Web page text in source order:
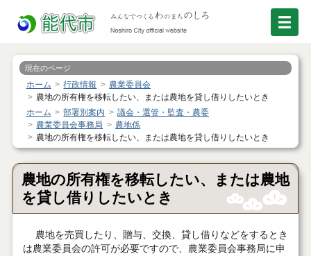
現在のページ
ホーム 行政情報
農業委員会
農地の所有権を移転したい、または農地を貸し借りしたいとき
ホーム
部署別案内
議会・選管・監査・農委
農業委員会事務局
農地係
農地の所有権を移転したい、または農地を貸し借りしたいとき
農地の所有権を移転したい、または農地
を貸し借りしたいとき
農地を売買したり、贈与、交換、貸し借りなどをするとき
は農業委員会の許可が必要ですので、農業委員会事務局に申